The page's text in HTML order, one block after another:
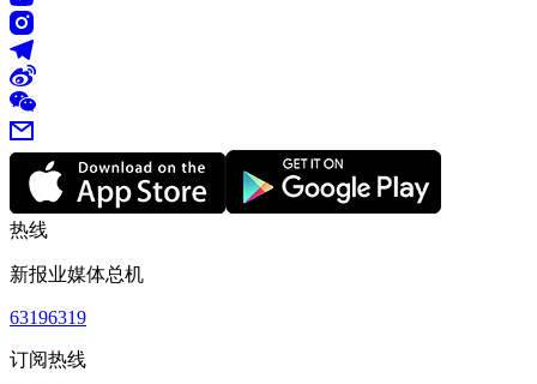
热线
新报业媒体总机
63196319
订阅热线